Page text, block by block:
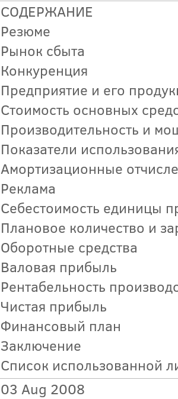
СОДЕРЖАНИЕ
Резюме
Рынок сбыта
Конкуренция
Предприятие и его
Стоимость основных
Производительность и
Показатели
Амортизационные
Реклама
Себестоимость единицы
Плановое количество и
Оборотные средства
Валовая прибыль
Рентабельность
Чистая прибыль
Финансовый план
Заключение
Список использованной
03 Aug 2008